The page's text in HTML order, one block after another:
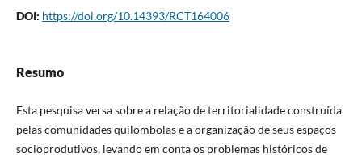
DOI: https://doi.org/10.14393/RCT164006
Resumo
Esta pesquisa versa sobre a relação de territorialidade construída
pelas comunidades quilombolas e a organização de seus espaços
socioprodutivos, levando em conta os problemas históricos de